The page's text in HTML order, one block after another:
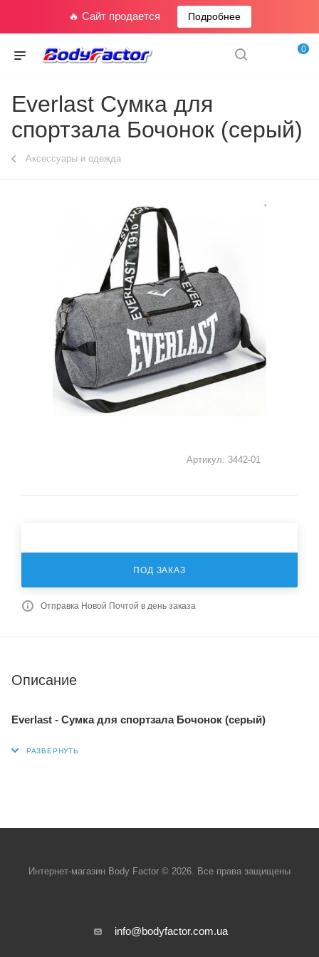
🔥 Сайт продается Подробнее
0
Everlast Сумка для
спортзала Бочонок (серый)
Аксессуары и одежда
Артикул: 3442-01
ПОД ЗАКАЗ
Отправка Новой Почтой в день заказа
Описание
Everlast - Сумка для спортзала Бочонок (серый)
Интернет-магазин Body Factor © 2026. Все права защищены
info@bodyfactor.com.ua